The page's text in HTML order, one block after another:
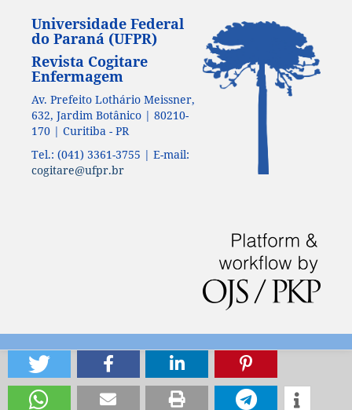
Universidade Federal
do Paraná (UFPR)
Revista Cogitare
Enfermagem
Av. Prefeito Lothário Meissner,
632, Jardim Botânico | 80210-
170 | Curitiba - PR
Tel.: (041) 3361-3755 | E-mail:
cogitare@ufpr.br